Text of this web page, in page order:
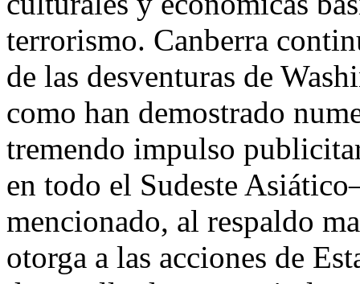
terrorismo. Canberra
de las desventuras de
como han demostrado
tremendo impulso
en todo el Sudeste
mencionado, al respaldo
otorga a las acciones de